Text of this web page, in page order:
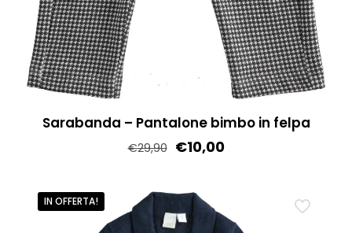
Sarabanda – Pantalone bimbo in felpa
€29,90 €10,00
prodotto
ha
IN OFFERTA!